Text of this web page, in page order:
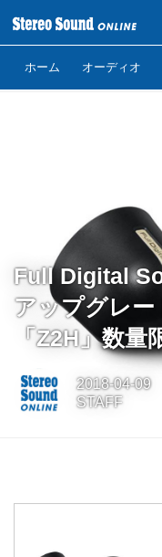
ホーム オーディオ
Full Digital
アップグレ
「Z2H」数
2018-04-09
STAFF